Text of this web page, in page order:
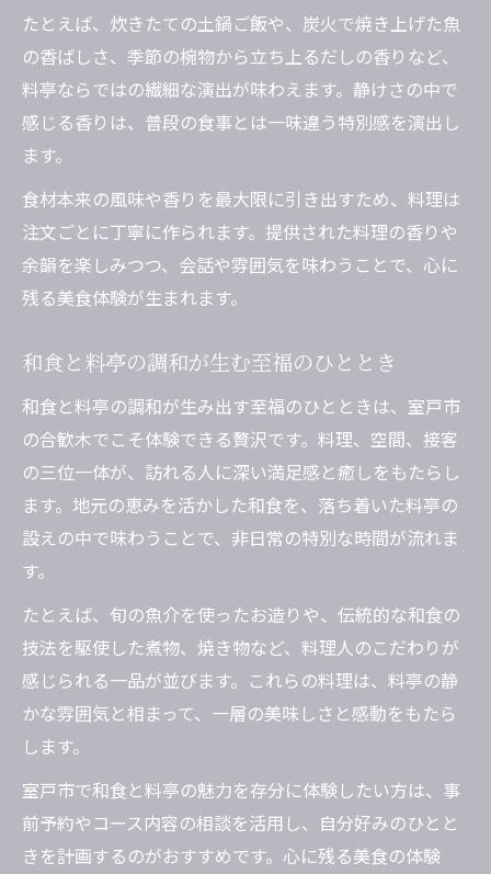
たとえば、炊きたての土鍋ご飯や、炭火で焼き上げた魚
の香ばしさ、季節の椀物から立ち上るだしの香りなど、
料亭ならではの繊細な演出が味わえます。静けさの中で
感じる香りは、普段の食事とは一味違う特別感を演出し
ます。
食材本来の風味や香りを最大限に引き出すため、料理は
注文ごとに丁寧に作られます。提供された料理の香りや
余韻を楽しみつつ、会話や雰囲気を味わうことで、心に
残る美食体験が生まれます。
和食と料亭の調和が生む至福のひととき
和食と料亭の調和が生み出す至福のひとときは、室戸市
の合歓木でこそ体験できる贅沢です。料理、空間、接客
の三位一体が、訪れる人に深い満足感と癒しをもたらし
ます。地元の恵みを活かした和食を、落ち着いた料亭の
設えの中で味わうことで、非日常の特別な時間が流れま
す。
たとえば、旬の魚介を使ったお造りや、伝統的な和食の
技法を駆使した煮物、焼き物など、料理人のこだわりが
感じられる一品が並びます。これらの料理は、料亭の静
かな雰囲気と相まって、一層の美味しさと感動をもたら
します。
室戸市で和食と料亭の魅力を存分に体験したい方は、事
前予約やコース内容の相談を活用し、自分好みのひとと
きを計画するのがおすすめです。心に残る美食の体験